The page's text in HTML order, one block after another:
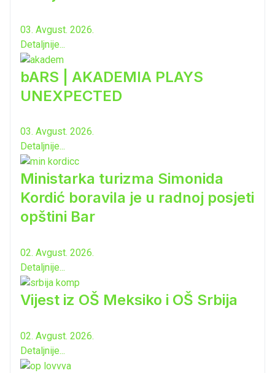
03. Avgust. 2026.
Detaljnije...
bARS | AKADEMIA PLAYS
UNEXPECTED
03. Avgust. 2026.
Detaljnije...
Ministarka turizma Simonida
Kordić boravila je u radnoj posjeti
opštini Bar
02. Avgust. 2026.
Detaljnije...
Vijest iz OŠ Meksiko i OŠ Srbija
02. Avgust. 2026.
Detaljnije...